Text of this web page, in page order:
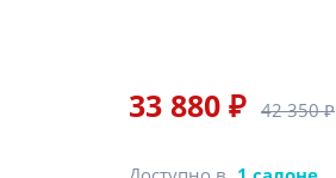
33 880 ₽ 42 350 ₽